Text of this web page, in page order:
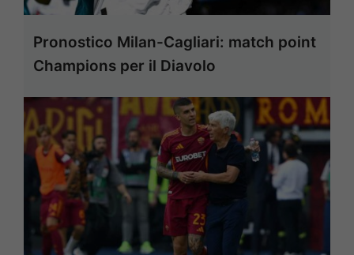
Pronostico Milan-Cagliari: match point
Champions per il Diavolo